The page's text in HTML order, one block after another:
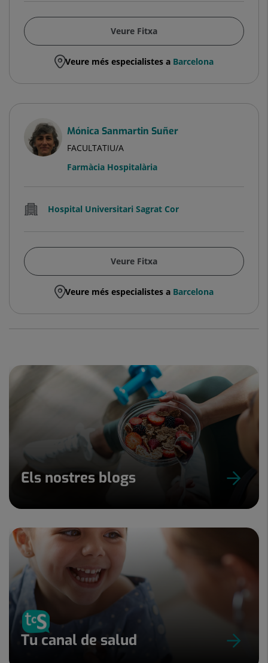
Veure Fitxa
Veure més especialistes a Barcelona
Mónica Sanmartin Suñer
FACULTATIU/A
Farmàcia Hospitalària
Hospital Universitari Sagrat Cor
Veure Fitxa
Veure més especialistes a Barcelona
Els nostres blogs
Tu canal de salud